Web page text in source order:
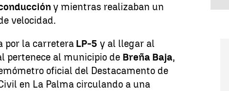
y mientras realizaban un
velocidad.
por la carretera LP-5 y al llegar al
pertenece al municipio de Breña Baja,
oficial del Destacamento de
en La Palma circulando a una